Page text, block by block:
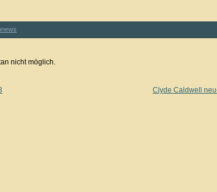
nicht möglich.
Clyde Caldwell